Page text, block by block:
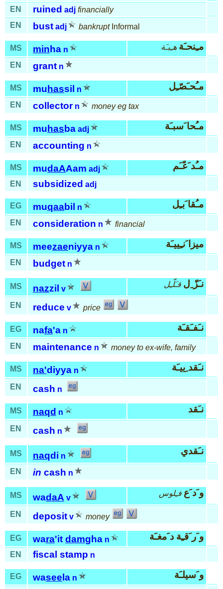
EN
ruined adj financially
EN
bust adj bankruptInformal
MS minha n مـِنحـَة هـِبـَة
EN grant n
MS muhassil n مـُحـَصّـِل
EN collector n money eg tax
MS muhasba adj مـُحا َسبـَة
EN accounting n
MS mudaAAam adj مـُد َعّـَم
EN subsidized adj
EG muqaabil n مـُقا َبـِل
EN consideration n financial
MS meezaeniyya n ميزا َنـِييـَة
EN budget n
MS nazzil v نـَزّ ِل قـَلّـِل
EN reduce v price
EG nafa'a n نـَفـَقـَة
EN maintenance n money to ex-wife, family
MS na'diyya n نـَقد ِييـَة
EN cash n
MS naqd n نـَقد
EN cash n
MS naqdi n نـَقدي
EN in cash n
MS wadaA v و َد َع فـِلوس
EN deposit v money
EG wara'it damgha n و َر َقـِة د َمغـَة
EN fiscal stamp n
EG wasee la n و َسيلـَة